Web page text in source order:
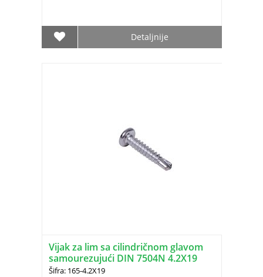
Detaljnije
Vijak za lim sa cilindričnom glavom
samourezujući DIN 7504N 4.2X19
Šifra: 165-4.2X19